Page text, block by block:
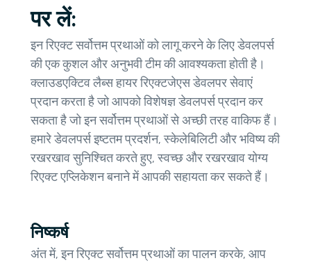
पर लें:
इन रिएक्ट सर्वोत्तम प्रथाओं को लागू करने के लिए डेवलपर्स
की एक कुशल और अनुभवी टीम की आवश्यकता होती है।
क्लाउडएक्टिव लैब्स हायर रिएक्टजेएस डेवलपर सेवाएं
प्रदान करता है जो आपको विशेषज्ञ डेवलपर्स प्रदान कर
सकता है जो इन सर्वोत्तम प्रथाओं से अच्छी तरह वाकिफ हैं।
हमारे डेवलपर्स इष्टतम प्रदर्शन, स्केलेबिलिटी और भविष्य की
रखरखाव सुनिश्चित करते हुए, स्वच्छ और रखरखाव योग्य
रिएक्ट एप्लिकेशन बनाने में आपकी सहायता कर सकते हैं।
निष्कर्ष
अंत में, इन रिएक्ट सर्वोत्तम प्रथाओं का पालन करके, आप